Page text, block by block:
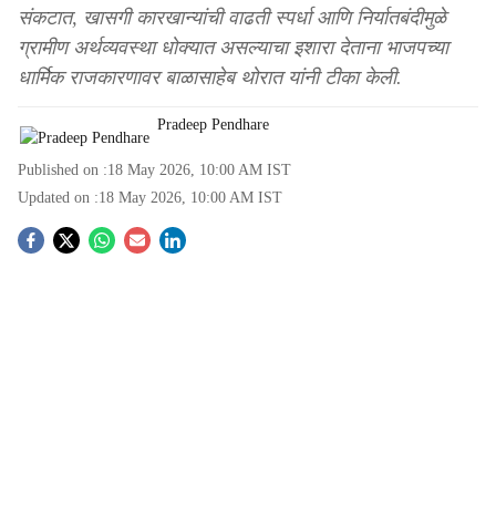
संकटात, खासगी कारखान्यांची वाढती स्पर्धा आणि निर्यातबंदीमुळे
ग्रामीण अर्थव्यवस्था धोक्यात असल्याचा इशारा देताना भाजपच्या
धार्मिक राजकारणावर बाळासाहेब थोरात यांनी टीका केली.
Pradeep Pendhare
Published on :18 May 2026, 10:00 AM IST
Updated on :18 May 2026, 10:00 AM IST
S